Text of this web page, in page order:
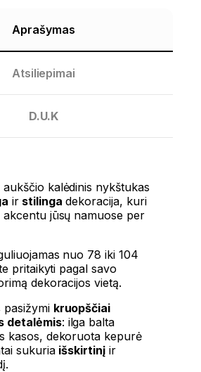
Aprašymas
Atsiliepimai
D.U.K
aukščio kalėdinis nykštukas
irstilinga dekoracija, kuri
jūsų namuose per
nuo 78 iki 104
pritaikyti pagal savo
dekoracijos vietą.
pasižymi kruopščiai
detalėmis: ilga balta
kasos, dekoruota kepurė
sukuria išskirtinį ir